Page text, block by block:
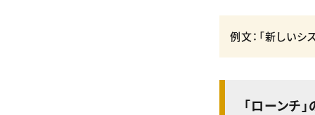
例文：「新しいシ
「ローンチ